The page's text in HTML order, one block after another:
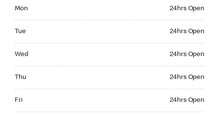
Mon 24hrs Open
Tue 24hrs Open
Wed 24hrs Open
Thu 24hrs Open
Fri 24hrs Open